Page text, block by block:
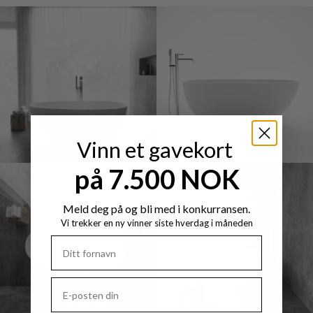
Vinn et gavekort
på 7.500 NOK
Meld deg på og bli med i konkurransen.
Vi trekker en ny vinner siste hverdag i måneden